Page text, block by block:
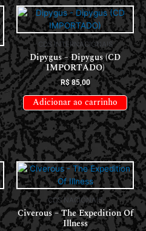
CDS INTERNACIONAIS
Dipygus – Dipygus (CD
IMPORTADO)
R$85,00
Adicionar ao carrinho
CDS NACIONAIS
Civerous – The Expedition Of
Illness